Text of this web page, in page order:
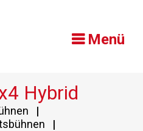
Menü
Hybrid
|
|